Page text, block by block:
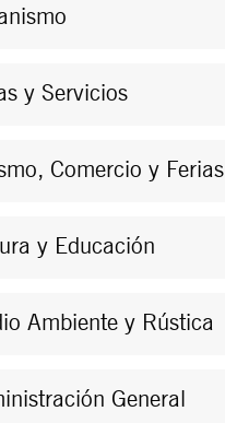
y Servicios
Comercio y Ferias
y Educación
Ambiente y Rústica
General